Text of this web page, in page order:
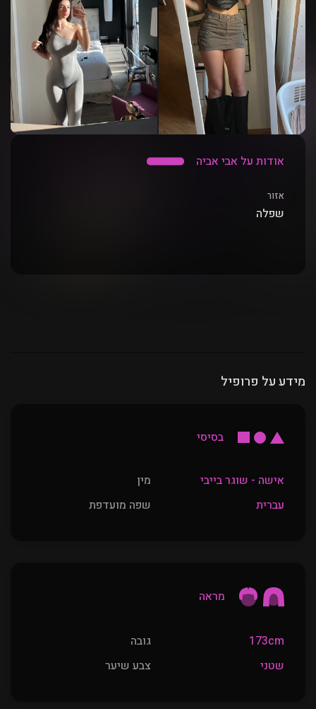
אודות על אבי אביה
אזור
שפלה
מידע על פרופיל
בסיסי
מין
אישה - שוגר בייבי
שפה מועדפת
עברית
מראה
גובה
173cm
צבע שיער
שטני